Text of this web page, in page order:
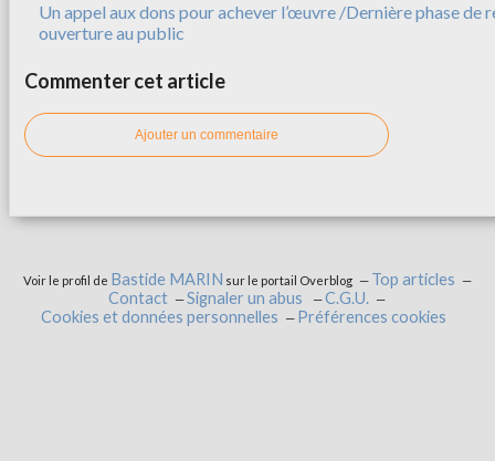
Un appel aux dons pour achever l’œuvre /Dernière phase de
ouverture au public
Commenter cet article
Ajouter un commentaire
Voir le profil de Bastide MARIN sur le portail Overblog
Top articles
Contact
Signaler un abus
C.G.U.
Cookies et données personnelles
Préférences cookies